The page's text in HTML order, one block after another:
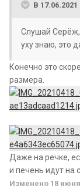
В 17.06.2021
Слушай Серёж,
уху знаю, это
Конечно это
размера.
Даже на речке,
и печень идут на
Изменено 18